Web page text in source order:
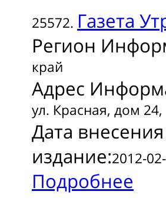
25572. Газета
Регион
край
Адрес
ул. Красная, дом
Дата
издание:2012-
Подробнее